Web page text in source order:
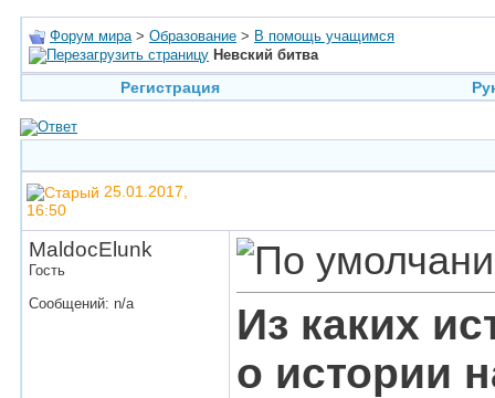
Форум мира > Образование > В помощь учащимся
Невский битва
Регистрация
25.01.2017,
16:50
MaldocElunk
Гость
Сообщений: n/a
Из каких
о истории